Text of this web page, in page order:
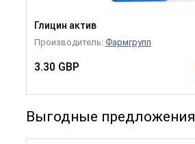
Глицин актив
Производитель: Фармгрупп
3.30 GBP
Выгодные предложения